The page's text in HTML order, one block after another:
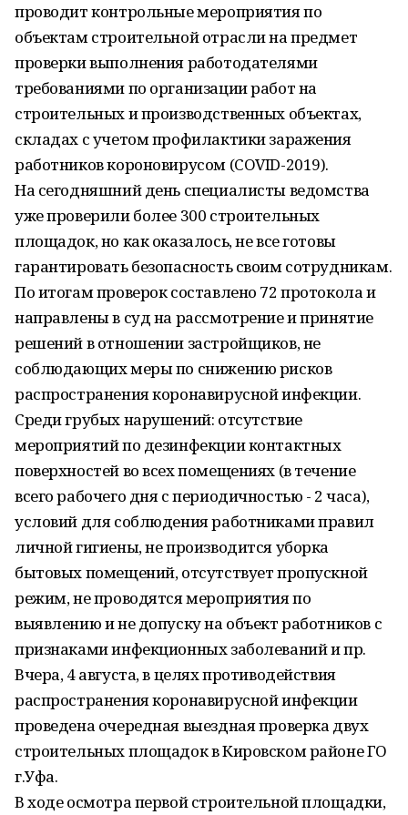
проводит контрольные мероприятия по
объектам строительной отрасли на предмет
проверки выполнения работодателями
требованиями по организации работ на
строительных и производственных объектах,
складах с учетом профилактики заражения
работников короновирусом (COVID-2019).
На сегодняшний день специалисты ведомства
уже проверили более 300 строительных
площадок, но как оказалось, не все готовы
гарантировать безопасность своим сотрудникам.
По итогам проверок составлено 72 протокола и
направлены в суд на рассмотрение и принятие
решений в отношении застройщиков, не
соблюдающих меры по снижению рисков
распространения коронавирусной инфекции.
Среди грубых нарушений: отсутствие
мероприятий по дезинфекции контактных
поверхностей во всех помещениях (в течение
всего рабочего дня с периодичностью - 2 часа),
условий для соблюдения работниками правил
личной гигиены, не производится уборка
бытовых помещений, отсутствует пропускной
режим, не проводятся мероприятия по
выявлению и не допуску на объект работников с
признаками инфекционных заболеваний и пр.
Вчера, 4 августа, в целях противодействия
распространения коронавирусной инфекции
проведена очередная выездная проверка двух
строительных площадок в Кировском районе ГО
г.Уфа.
В ходе осмотра первой строительной площадки,